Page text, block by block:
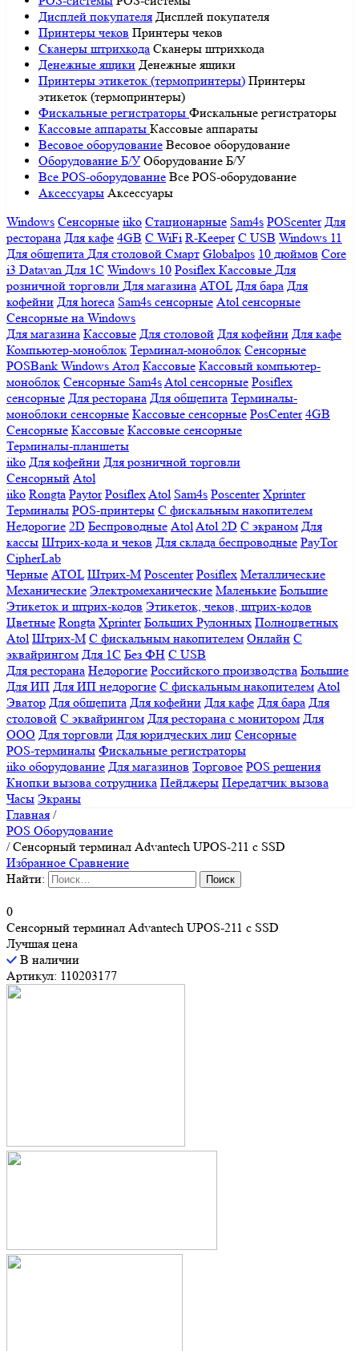
Дисплей покупателя Дисплей покупателя
Принтеры чеков Принтеры чеков
Сканеры штрихкода Сканеры штрихкода
Денежные ящики Денежные ящики
Принтеры этикеток (термопринтеры) Принтеры
этикеток (термопринтеры)
Фискальные регистраторы Фискальные регистраторы
Кассовые аппараты Кассовые аппараты
Весовое оборудование Весовое оборудование
Оборудование Б/У Оборудование Б/У
Все POS-оборудование Все POS-оборудование
Аксессуары Аксессуары
Windows Сенсорные iiko Стационарные Sam4s POScenter Для
ресторана Для кафе 4GB С WiFi R-Keeper С USB Windows 11
Для общепита Для столовой Смарт Globalpos 10 дюймов Core
i3 Datavan Для 1С Windows 10 Posiflex Кассовые Для
розничной торговли Для магазина ATOL Для бара Для
кофейни Для horeca Sam4s сенсорные Atol сенсорные
Сенсорные на Windows
Для магазина Кассовые Для столовой Для кофейни Для кафе
Компьютер-моноблок Терминал-моноблок Сенсорные
POSBank Windows Атол Кассовые Кассовый компьютер-
моноблок Сенсорные Sam4sAtol сенсорные Posiflex
сенсорные Для ресторана Для общепита Терминалы-
моноблоки сенсорные Кассовые сенсорные PosCenter 4GB
Сенсорные Кассовые Кассовые сенсорные
Терминалы-планшеты
iiko Для кофейни Для розничной торговли
Сенсорный Atol
iiko Rongta Paytor PosiflexAtol Sam4s Poscenter Xprinter
Терминалы POS-принтеры С фискальным накопителем
Недорогие 2D Беспроводные AtolAtol 2D С экраном Для
кассы Штрих-кода и чеков Для склада беспроводные PayTor
CipherLab
Черные ATOL Штрих-М Poscenter Posiflex Металлические
Механические Электромеханические Маленькие Большие
Этикеток и штрих-кодов Этикеток, чеков, штрих-кодов
Цветные Rongta Xprinter Больших Рулонных Полноцветных
Atol Штрих-М С фискальным накопителем Онлайн С
эквайрингом Для 1С Без ФН С USB
Для ресторана Недорогие Российского производства Большие
Для ИП Для ИП недорогие С фискальным накопителем Atol
Эватор Для общепита Для кофейни Для кафе Для бара Для
столовой С эквайрингом Для ресторана с монитором Для
ООО Для торговли Для юридческих лиц Сенсорные
POS-терминалы Фискальные регистраторы
iiko оборудование Для магазинов Торговое POS решения
Кнопки вызова сотрудника Пейджеры Передатчик вызова
Часы Экраны
Главная /
POS Оборудование
/Сенсорный терминал Advantech UPOS-211 с SSD
Избранное Сравнение
Найти:
0
Сенсорный терминал Advantech UPOS-211 с SSD
Лучшая цена
В наличии
Артикул: 110203177